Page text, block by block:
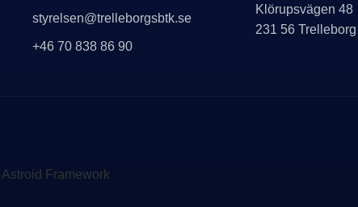
styrelsen@trelleborgsbtk.se
+46 70 838 86 90
Klörupsvägen 48
231 56 Trelleborg
Astroid Framework